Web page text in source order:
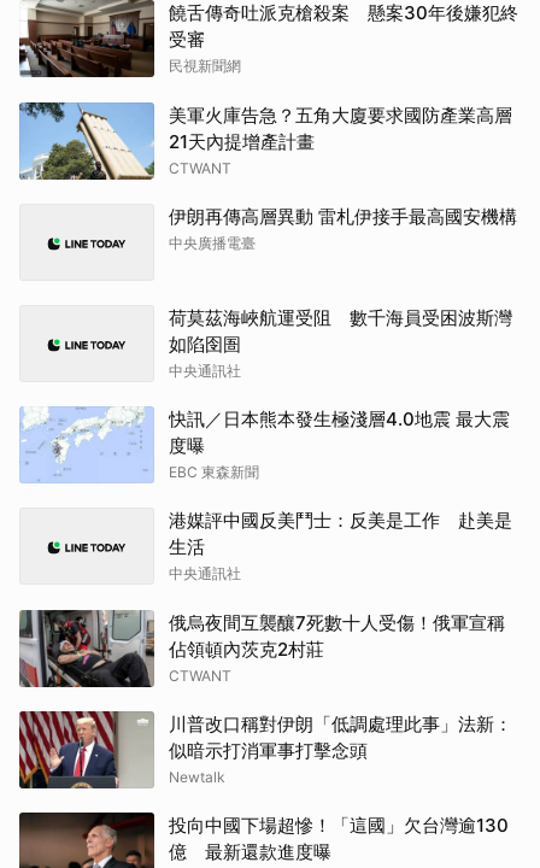
饒舌傳奇吐派克槍殺案 懸案30年後嫌犯終
受審
民視新聞網
美軍火庫告急？五角大廈要求國防產業高層
21天內提增產計畫
CTWANT
伊朗再傳高層異動 雷札伊接手最高國安機構
中央廣播電臺
荷莫茲海峽航運受阻 數千海員受困波斯灣
如陷囹圄
中央通訊社
快訊／日本熊本發生極淺層4.0地震 最大震
度曝
EBC 東森新聞
港媒評中國反美鬥士：反美是工作 赴美是
生活
中央通訊社
俄烏夜間互襲釀7死數十人受傷！俄軍宣稱
佔領頓內茨克2村莊
CTWANT
川普改口稱對伊朗「低調處理此事」法新：
似暗示打消軍事打擊念頭
Newtalk
投向中國下場超慘！「這國」欠台灣逾130
億 最新還款進度曝